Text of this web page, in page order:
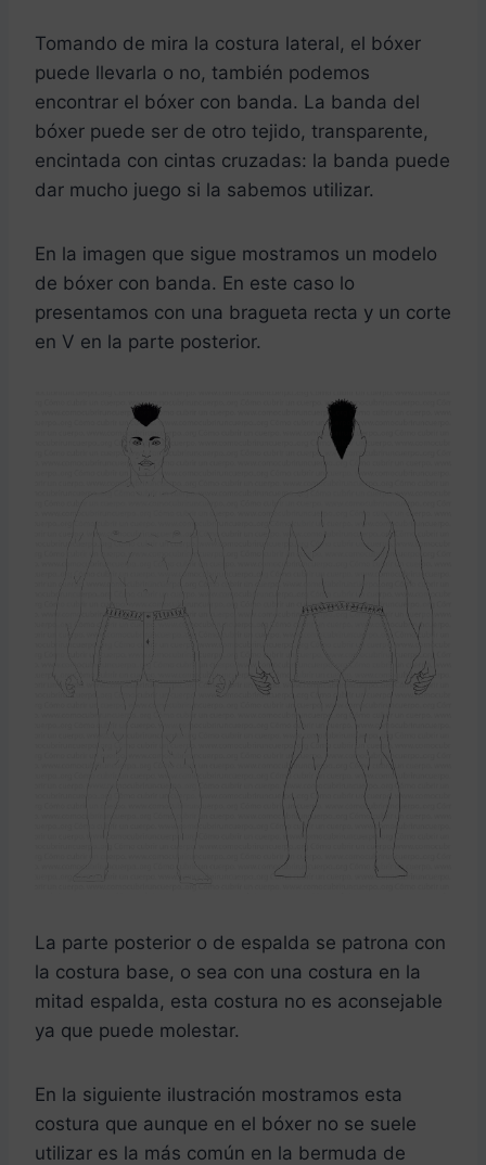
Tomando de mira la costura lateral, el bóxer
puede llevarla o no, también podemos
encontrar el bóxer con banda. La banda del
bóxer puede ser de otro tejido, transparente,
encintada con cintas cruzadas: la banda puede
dar mucho juego si la sabemos utilizar.
En la imagen que sigue mostramos un modelo
de bóxer con banda. En este caso lo
presentamos con una bragueta recta y un corte
en V en la parte posterior.
La parte posterior o de espalda se patrona con
la costura base, o sea con una costura en la
mitad espalda, esta costura no es aconsejable
ya que puede molestar.
En la siguiente ilustración mostramos esta
costura que aunque en el bóxer no se suele
utilizar es la más común en la bermuda de